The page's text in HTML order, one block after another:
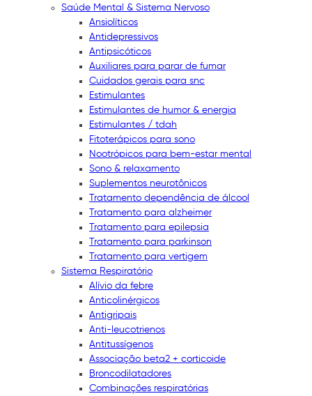
Saúde Mental & Sistema Nervoso
Ansiolíticos
Antidepressivos
Antipsicóticos
Auxiliares para parar de fumar
Cuidados gerais para snc
Estimulantes
Estimulantes de humor & energia
Estimulantes / tdah
Fitoterápicos para sono
Nootrópicos para bem-estar mental
Sono & relaxamento
Suplementos neurotônicos
Tratamento dependência de álcool
Tratamento para alzheimer
Tratamento para epilepsia
Tratamento para parkinson
Tratamento para vertigem
Sistema Respiratório
Alívio da febre
Anticolinérgicos
Antigripais
Anti-leucotrienos
Antitussígenos
Associação beta2 + corticoide
Broncodilatadores
Combinações respiratórias